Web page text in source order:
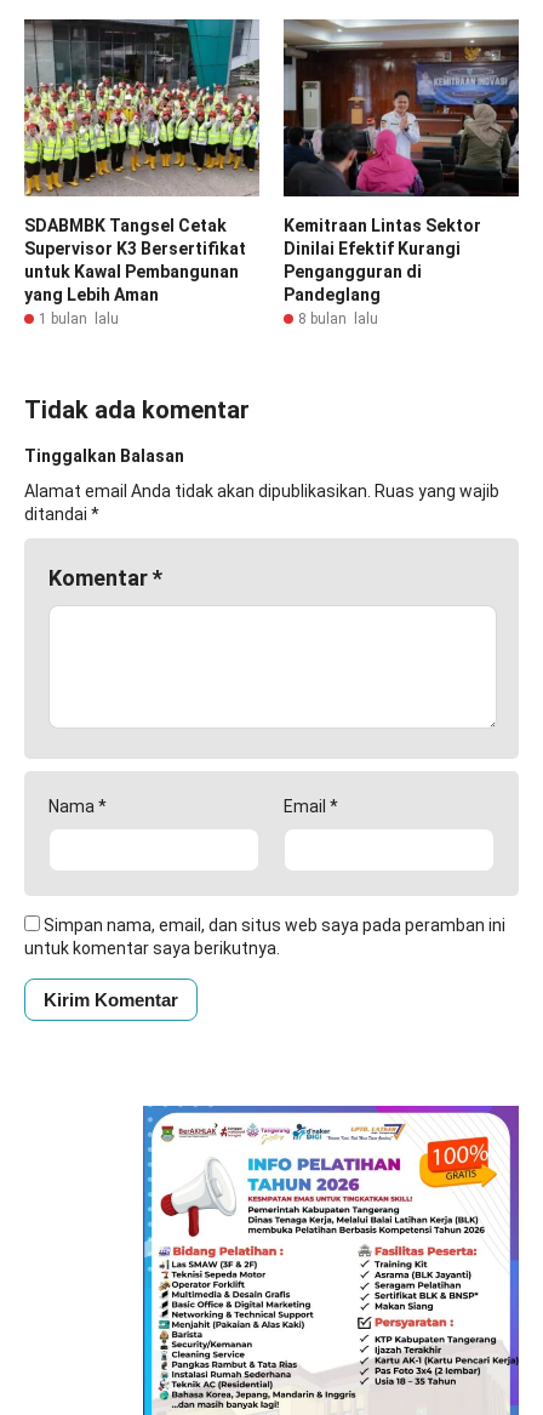
SDABMBK Tangsel Cetak
Supervisor K3 Bersertifikat
untuk Kawal Pembangunan
yang Lebih Aman
1 bulan lalu
Kemitraan Lintas Sektor
Dinilai Efektif Kurangi
Pengangguran di
Pandeglang
8 bulan lalu
Tidak ada komentar
Tinggalkan Balasan
Alamat email Anda tidak akan dipublikasikan. Ruas yang wajib
ditandai *
Komentar*
Nama * Email *
Simpan nama, email, dan situs web saya pada peramban ini
untuk komentar saya berikutnya.